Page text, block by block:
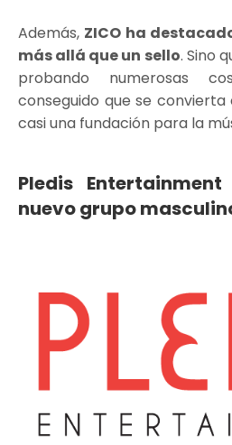
Además, ZICO ha
más allá que un sello. Sino
probando numerosas
conseguido que se convierta
casi una fundación para la
Pledis
nuevo grupo